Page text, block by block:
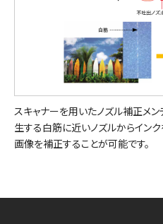
スキャナーを用いたノズル補正メ
生する白筋に近いノズルからイン
画像を補正することが可能です。